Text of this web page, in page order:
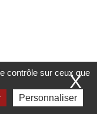
X
contrôle sur ceux que
Personnaliser